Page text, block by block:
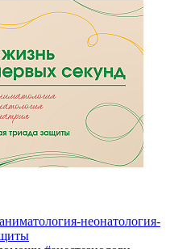
неонатология-